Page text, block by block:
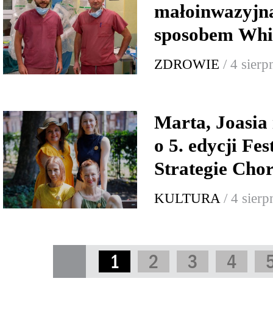
sposobem
ZDROWIE / 4
Marta,
o 5. edycji
Strategie
KULTURA / 4
1 2 3 4